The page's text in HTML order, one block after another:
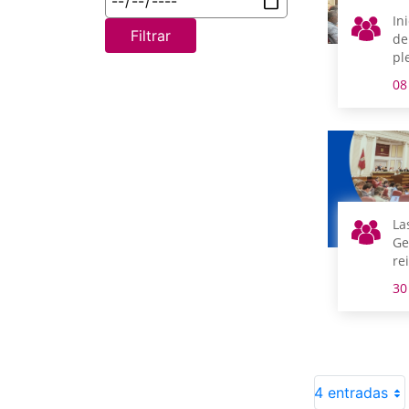
Filtrar
4 entradas